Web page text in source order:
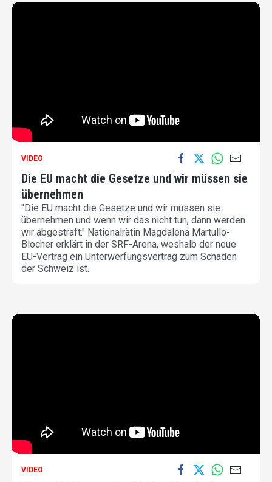
VIDEO
Die EU macht die Gesetze und wir müssen sie
übernehmen
"Die EU macht die Gesetze und wir müssen sie
übernehmen und wenn wir das nicht tun, dann werden
wir abgestraft." Nationalrätin Magdalena Martullo-
Blocher erklärt in der SRF-Arena, weshalb der neue
EU-Vertrag ein Unterwerfungsvertrag zum Schaden
der Schweiz ist.
VIDEO